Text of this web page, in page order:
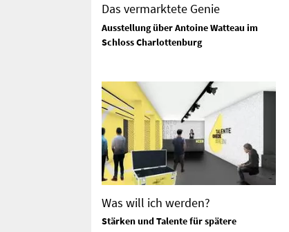
Das vermarktete Genie
Ausstellung über Antoine Watteau im
Schloss Charlottenburg
Was will ich werden?
Stärken und Talente für spätere